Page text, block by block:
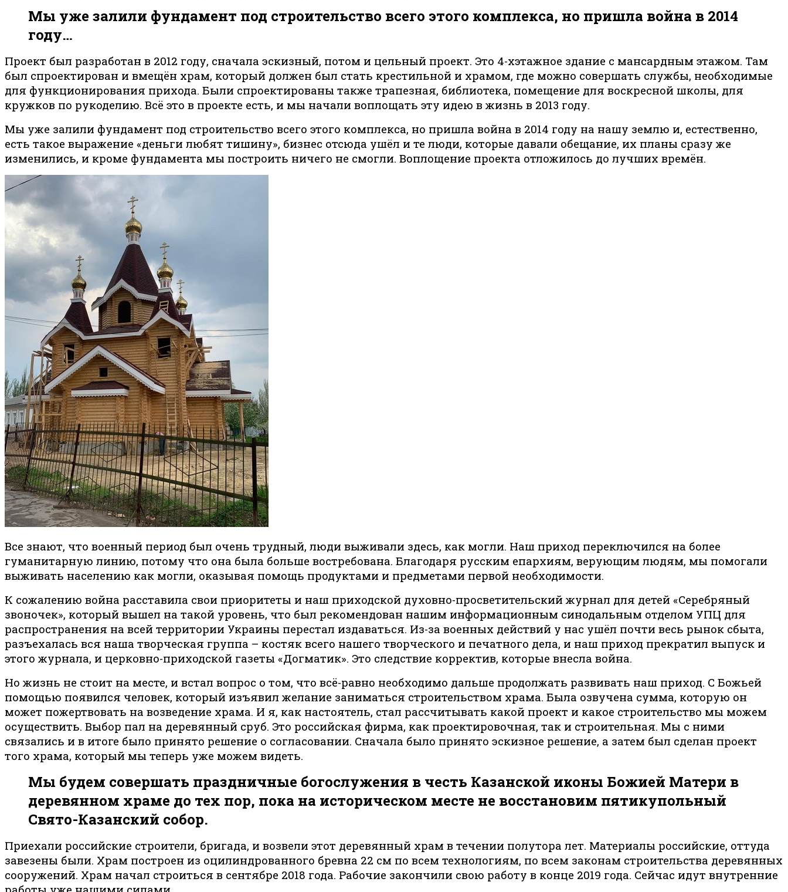
Мы уже залили фундамент под строительство всего этого комплекса, но пришла война в 2014
году…
Проект был разработан в 2012 году, сначала эскизный, потом и цельный проект. Это 4-хэтажное здание с мансардным этажом. Там
был спроектирован и вмещён храм, который должен был стать крестильной и храмом, где можно совершать службы, необходимые
для функционирования прихода. Были спроектированы также трапезная, библиотека, помещение для воскресной школы, для
кружков по рукоделию. Всё это в проекте есть, и мы начали воплощать эту идею в жизнь в 2013 году.
Мы уже залили фундамент под строительство всего этого комплекса, но пришла война в 2014 году на нашу землю и, естественно,
есть такое выражение «деньги любят тишину», бизнес отсюда ушёл и те люди, которые давали обещание, их планы сразу же
изменились, и кроме фундамента мы построить ничего не смогли. Воплощение проекта отложилось до лучших времён.
Все знают, что военный период был очень трудный, люди выживали здесь, как могли. Наш приход переключился на более
гуманитарную линию, потому что она была больше востребована. Благодаря русским епархиям, верующим людям, мы помогали
выживать населению как могли, оказывая помощь продуктами и предметами первой необходимости.
К сожалению война расставила свои приоритеты и наш приходской духовно-просветительский журнал для детей «Серебряный
звоночек», который вышел на такой уровень, что был рекомендован нашим информационным синодальным отделом УПЦ для
распространения на всей территории Украины перестал издаваться. Из-за военных действий у нас ушёл почти весь рынок сбыта,
разъехалась вся наша творческая группа – костяк всего нашего творческого и печатного дела, и наш приход прекратил выпуск и
этого журнала, и церковно-приходской газеты «Догматик». Это следствие корректив, которые внесла война.
Но жизнь не стоит на месте, и встал вопрос о том, что всё-равно необходимо дальше продолжать развивать наш приход. С Божьей
помощью появился человек, который изъявил желание заниматься строительством храма. Была озвучена сумма, которую он
может пожертвовать на возведение храма. И я, как настоятель, стал рассчитывать какой проект и какое строительство мы можем
осуществить. Выбор пал на деревянный сруб. Это российская фирма, как проектировочная, так и строительная. Мы с ними
связались и в итоге было принято решение о согласовании. Сначала было принято эскизное решение, а затем был сделан проект
того храма, который мы теперь уже можем видеть.
Мы будем совершать праздничные богослужения в честь Казанской иконы Божией Матери в
деревянном храме до тех пор, пока на историческом месте не восстановим пятикупольный
Свято-Казанский собор.
Приехали российские строители, бригада, и возвели этот деревянный храм в течении полутора лет. Материалы российские, оттуда
завезены были. Храм построен из оцилиндрованного бревна 22 см по всем технологиям, по всем законам строительства деревянных
сооружений. Храм начал строиться в сентябре 2018 года. Рабочие закончили свою работу в конце 2019 года. Сейчас идут внутренние